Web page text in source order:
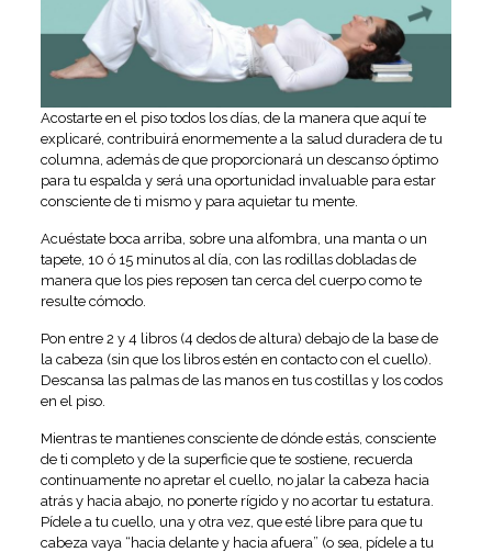
Acostarte en el piso todos los días, de la manera que aquí te
explicaré, contribuirá enormemente a la salud duradera de tu
columna, además de que proporcionará un descanso óptimo
para tu espalda y será una oportunidad invaluable para estar
consciente de ti mismo y para aquietar tu mente.
Acuéstate boca arriba, sobre una alfombra, una manta o un
tapete, 10 ó 15 minutos al día, con las rodillas dobladas de
manera que los pies reposen tan cerca del cuerpo como te
resulte cómodo.
Pon entre 2 y 4 libros (4 dedos de altura) debajo de la base de
la cabeza (sin que los libros estén en contacto con el cuello).
Descansa las palmas de las manos en tus costillas y los codos
en el piso.
Mientras te mantienes consciente de dónde estás, consciente
de ti completo y de la superficie que te sostiene, recuerda
continuamente no apretar el cuello, no jalar la cabeza hacia
atrás y hacia abajo, no ponerte rígido y no acortar tu estatura.
Pídele a tu cuello, una y otra vez, que esté libre para que tu
cabeza vaya “hacia delante y hacia afuera” (o sea, pídele a tu